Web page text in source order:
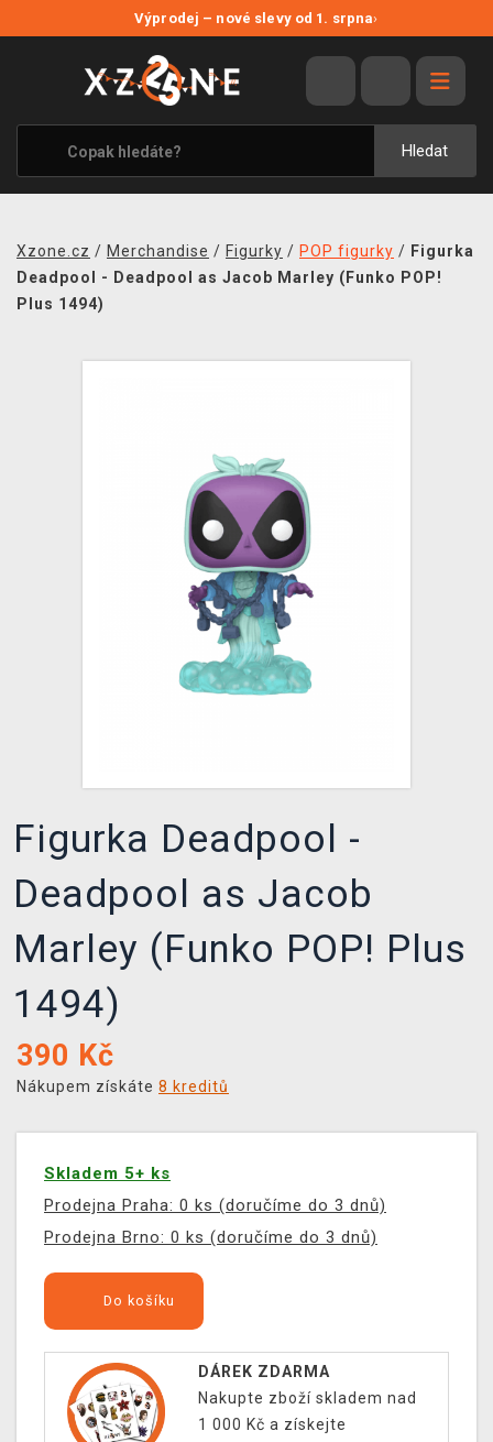
Výprodej – nové slevy od 1. srpna›
Hledat
VÝPRODEJ
VIDEOHRY
XZONE ORIGINALS
TÉMATIKY
MERCHANDISE
TCG & BOARDGAME HUB
VÝKUP HER (BAZAR)
Xzone.cz / Merchandise / Figurky / POP figurky / Figurka
Deadpool - Deadpool as Jacob Marley (Funko POP!
Plus 1494)
Figurka Deadpool -
Deadpool as Jacob
Marley (Funko POP! Plus
1494)
390 Kč
Nákupem získáte 8 kreditů
Skladem 5+ ks
Prodejna Praha: 0 ks (doručíme do 3 dnů)
Prodejna Brno: 0 ks (doručíme do 3 dnů)
Do košíku
DÁREK ZDARMA
Nakupte zboží skladem nad
1 000 Kč a získejte